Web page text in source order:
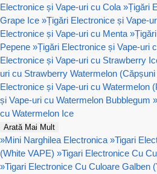
Electronice și Vape-uri cu Cola »Țigări
Grape Ice »Țigări Electronice și Vape-
Electronice și Vape-uri cu Menta »
Pepene »Țigări Electronice și Vape-uri
Electronice și Vape-uri cu Strawberry
uri cu Strawberry Watermelon
Electronice și Vape-uri cu Watermelon
și Vape-uri cu Watermelon Bubblegum »
cu Watermelon Ice
Arată Mai Mult
»Mini Narghilea Electronica »Tigari
(White VAPE) »Tigari Electronice Cu
»Tigari Electronice Cu Culoare Galben